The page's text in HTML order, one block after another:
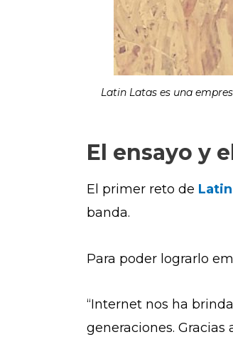
Latin Latas es una
El ensayo y
El primer reto de
banda.
Para poder lograrlo
“Internet nos ha
generaciones.